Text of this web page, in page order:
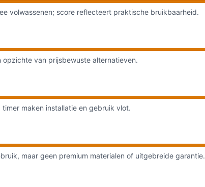
volwassenen; score reflecteert praktische bruikbaarheid.
van prijsbewuste alternatieven.
maken installatie en gebruik vlot.
maar geen premium materialen of uitgebreide garantie.